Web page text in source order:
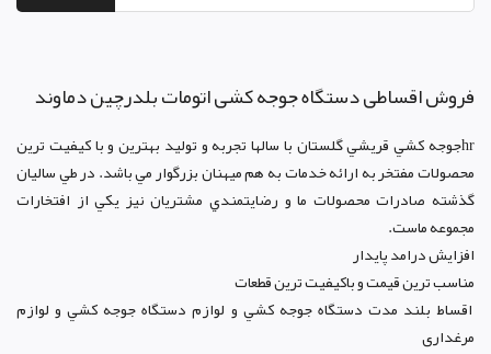
فروش اقساطی دستگاه جوجه کشی اتومات بلدرچین دماوند
hrجوجه کشي قريشي گلستان با سالها تجربه و توليد بهترين و با کيفيت ترين
محصولات مفتخر به ارائه خدمات به هم ميهنان بزرگوار مي باشد. در طي ساليان
گذشته صادرات محصولات ما و رضايتمندي مشتريان نيز يکي از افتخارات
مجموعه ماست.
افزايش درامد پايدار
مناسب ترين قيمت و باکيفيت ترين قطعات
اقساط بلند مدت دستگاه جوجه کشي و لوازم دستگاه جوجه کشي و لوازم
مرغداری